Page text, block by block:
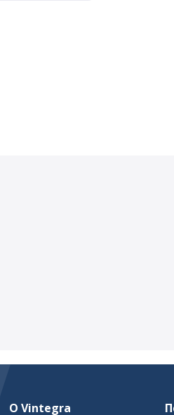
О Vintegra